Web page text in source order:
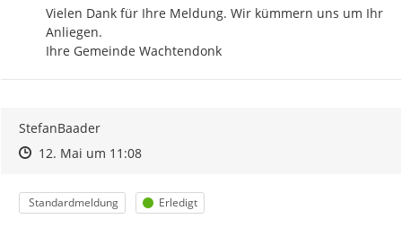
Vielen Dank für Ihre Meldung. Wir kümmern uns um Ihr
Anliegen.
Ihre Gemeinde Wachtendonk
StefanBaader
Zeitpunkt des Erstellens
Zeitpunkt des Erstellens
12. Mai um 11:08Zur Äußerung
Kategorie
Standardmeldung Status
Erledigt